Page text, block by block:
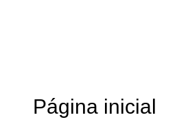
Página inicial